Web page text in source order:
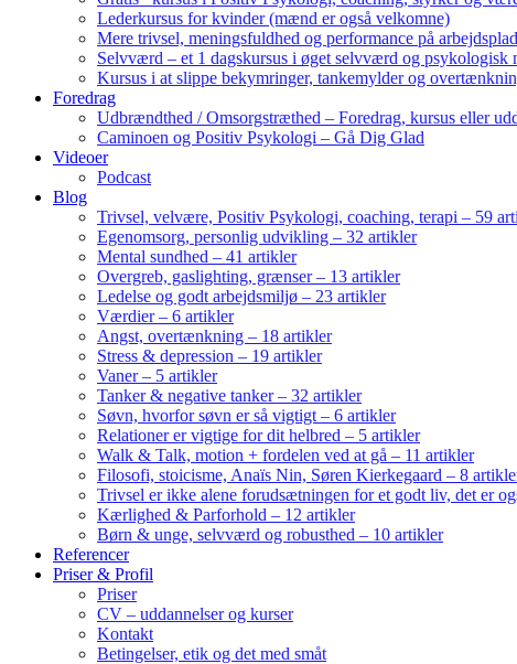
Lederkursus for kvinder (mænd er også velkomne)
Mere trivsel, meningsfuldhed og performance på
Selvværd – et 1 dagskursus i øget selvværd og psykologisk
Kursus i at slippe bekymringer, tankemylder og
Foredrag
Udbrændthed / Omsorgstræthed – Foredrag, kursus eller
Caminoen og Positiv Psykologi – Gå Dig Glad
Videoer
Podcast
Blog
Trivsel, velvære, Positiv Psykologi, coaching, terapi – 59
Egenomsorg, personlig udvikling – 32 artikler
Mental sundhed – 41 artikler
Overgreb, gaslighting, grænser – 13 artikler
Ledelse og godt arbejdsmiljø – 23 artikler
Værdier – 6 artikler
Angst, overtænkning – 18 artikler
Stress & depression – 19 artikler
Vaner – 5 artikler
Tanker & negative tanker – 32 artikler
Søvn, hvorfor søvn er så vigtigt – 6 artikler
Relationer er vigtige for dit helbred – 5 artikler
Walk & Talk, motion + fordelen ved at gå – 11 artikler
Filosofi, stoicisme, Anaïs Nin, Søren Kierkegaard – 8
Trivsel er ikke alene forudsætningen for et godt liv, det er
Kærlighed & Parforhold – 12 artikler
Børn & unge, selvværd og robusthed – 10 artikler
Referencer
Priser & Profil
Priser
CV – uddannelser og kurser
Kontakt
Betingelser, etik og det med småt